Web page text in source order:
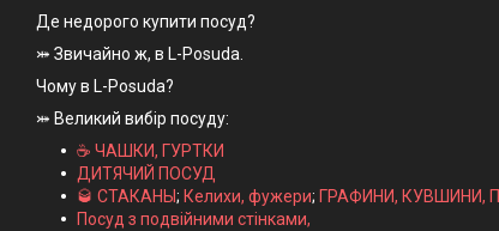
Де недорого купити посуд?
⤗ Звичайно ж, в L-Posuda.
Чому в L-Posuda?
⤗ Великий вибір посуду:
☕ ЧАШКИ, ГУРТКИ
ДИТЯЧИЙ ПОСУД
🥃 СТАКАНЫ; Келихи, фужери; ГРАФИНИ, КУВШИНИ,
Посуд з подвійними стінками,